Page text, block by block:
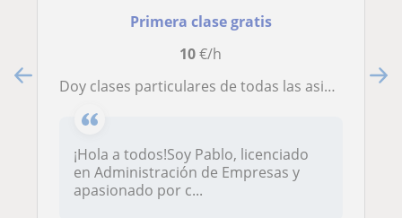
Primera clase gratis
10€/h
Doy clases particulares de todas las asignaturas de Ed. Primaria
¡Hola a todos!Soy Pablo, licenciado
en Administración de Empresas y
apasionado por c...